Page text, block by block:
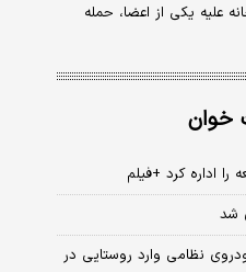
علیه یکی از اعضا، حمله
خوان
اداره کرد +فیلم
شد
اسرائیل به خاک سوریه/ ۵ خودروی نظامی وارد روستایی در